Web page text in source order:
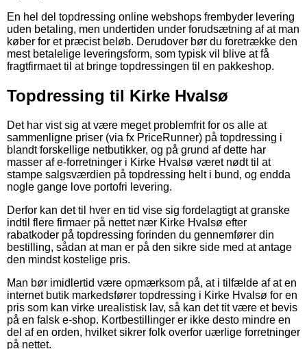
En hel del topdressing online webshops frembyder levering
uden betaling, men undertiden under forudsætning af at man
køber for et præcist beløb. Derudover bør du foretrække den
mest betalelige leveringsform, som typisk vil blive at få
fragtfirmaet til at bringe topdressingen til en pakkeshop.
Topdressing til Kirke Hvalsø
Det har vist sig at være meget problemfrit for os alle at
sammenligne priser (via fx PriceRunner) på topdressing i
blandt forskellige netbutikker, og på grund af dette har
masser af e-forretninger i Kirke Hvalsø været nødt til at
stampe salgsværdien på topdressing helt i bund, og endda
nogle gange love portofri levering.
Derfor kan det til hver en tid vise sig fordelagtigt at granske
indtil flere firmaer på nettet nær Kirke Hvalsø efter
rabatkoder på topdressing forinden du gennemfører din
bestilling, sådan at man er på den sikre side med at antage
den mindst kostelige pris.
Man bør imidlertid være opmærksom på, at i tilfælde af at en
internet butik markedsfører topdressing i Kirke Hvalsø for en
pris som kan virke urealistisk lav, så kan det tit være et bevis
på en falsk e-shop. Kortbestillinger er ikke desto mindre en
del af en orden, hvilket sikrer folk overfor uærlige forretninger
på nettet.